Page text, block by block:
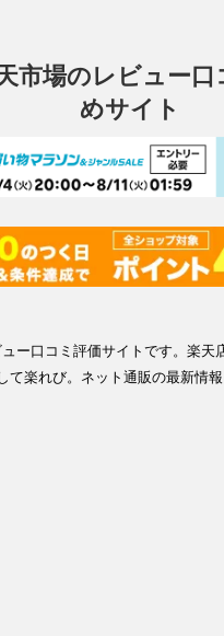
市場のレビュー口
めサイト
ー口コミ評価サイトです。楽天
て楽れび。ネット通販の最新情